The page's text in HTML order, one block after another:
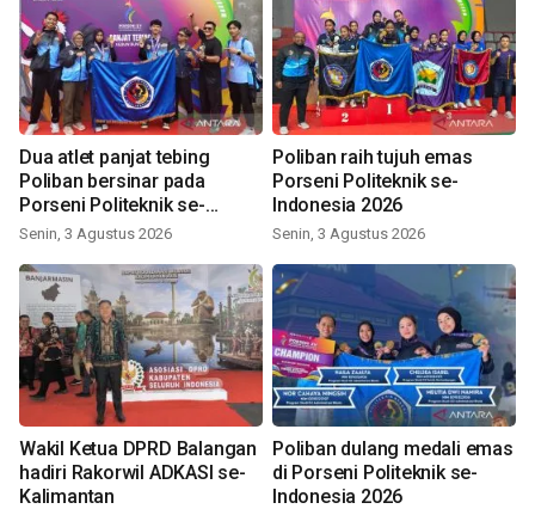
Dua atlet panjat tebing
Poliban bersinar pada
Porseni Politeknik se-
Indonesia 2026
Senin, 3 Agustus 2026
Poliban raih tujuh emas
Porseni Politeknik se-
Indonesia 2026
Senin, 3 Agustus 2026
Wakil Ketua DPRD Balangan
hadiri Rakorwil ADKASI se-
Kalimantan
Poliban dulang medali emas
di Porseni Politeknik se-
Indonesia 2026